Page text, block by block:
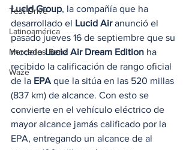
Test Drive
Latinoamérica
Mercedes Benz
Waze
Lucid Group, la compañía que ha
desarrollado el Lucid Air anunció el
pasado jueves 16 de septiembre que su
modelo Lucid Air Dream Edition ha
recibido la calificación de rango oficial
de la EPA que la sitúa en las 520 millas
(837 km) de alcance. Con esto se
convierte en el vehículo eléctrico de
mayor alcance jamás calificado por la
EPA, entregando un alcance de al